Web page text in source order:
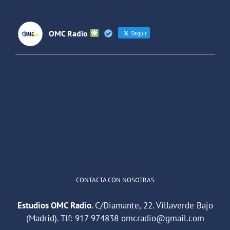
OMC Radio Seguir
CONTACTA CON NOSOTRAS
Estudios OMC Radio.C/Diamante, 22. Villaverde Bajo
(Madrid). Tlf: 917 974838 omcradio@gmail.com